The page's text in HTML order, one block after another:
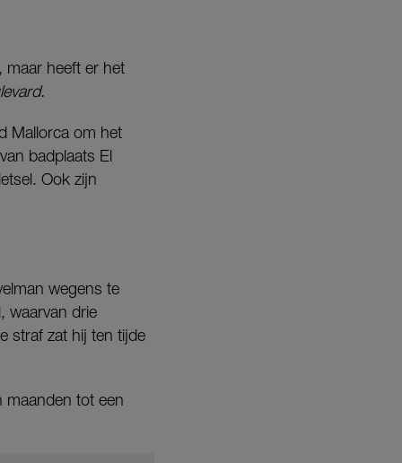
maar heeft er het
Mallorca om het
badplaats El
Ook zijn
wegens te
waarvan drie
straf zat hij ten tijde
maanden tot een